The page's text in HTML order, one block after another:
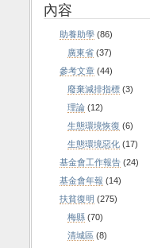
內容
助養助學 (86)
廣東省 (37)
參考文章 (44)
廢棄減排指標 (3)
理論 (12)
生態環境恢復 (6)
生態環境惡化 (17)
基金會工作報告 (24)
基金會年報 (14)
扶貧復明 (275)
梅縣 (70)
清城區 (8)